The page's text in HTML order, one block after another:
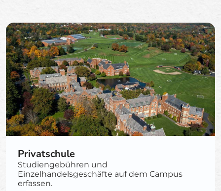
Privatschule
Studiengebühren und
Einzelhandelsgeschäfte auf dem Campus
erfassen.